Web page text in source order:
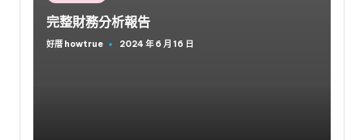
完整財務分析報告
Posted
好厝 howtrue 2024 年 6 月 16 日